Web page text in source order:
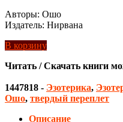
Авторы: Ошо
Издатель: Нирвана
В корзину
Читать / Скачать книги
1447818 - Эзотерика,
Ошо, твердый переплет
Описание